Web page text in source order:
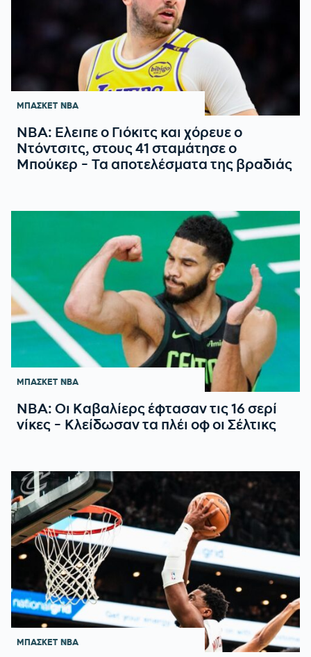
ΜΠΑΣΚΕΤ NBA
NBA: Ελειπε ο Γιόκιτς και χόρευε ο
Ντόντσιτς, στους 41 σταμάτησε ο
Μπούκερ - Τα αποτελέσματα της βραδιάς
ΜΠΑΣΚΕΤ NBA
ΝΒΑ: Οι Καβαλίερς έφτασαν τις 16 σερί
νίκες - Κλείδωσαν τα πλέι οφ οι Σέλτικς
ΜΠΑΣΚΕΤ NBA